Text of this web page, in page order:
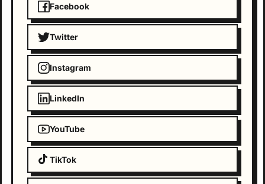
Facebook
Twitter
Instagram
LinkedIn
YouTube
TikTok